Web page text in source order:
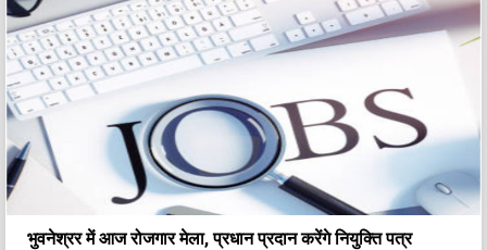
भुवनेश्रर में आज रोजगार मेला, प्रधान प्रदान करेंगे नियुक्ति पत्र